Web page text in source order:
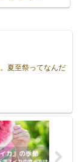
夏至祭ってなんだ